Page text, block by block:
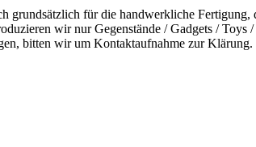
grundsätzlich für die handwerkliche
wir nur Gegenstände / Gadgets / Toys
bitten wir um Kontaktaufnahme zur Klärung.